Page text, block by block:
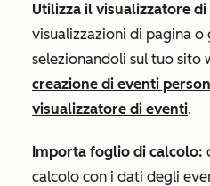
Utilizza il visualizzatore
visualizzazioni di pagina
selezionandoli sul tuo sito
creazione di eventi
visualizzatore di eventi.
Importa foglio di calcolo:
calcolo con i dati degli